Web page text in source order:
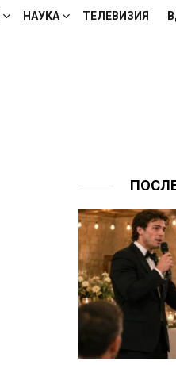
НАУКА ТЕЛЕВИЗИЯ